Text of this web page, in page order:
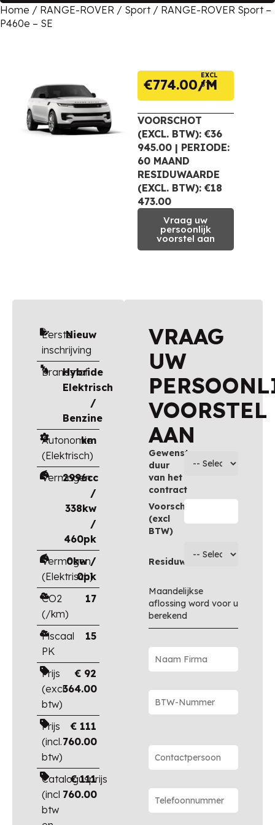
Home / RANGE-ROVER / Sport/ RANGE-ROVER Sport –
P460e – SE
€774.00
EXCL
BTW
VOORSCHOT
(EXCL. BTW): €36
945.00 | PERIODE:
60 MAAND
RESIDUWAARDE
(EXCL. BTW): €18
473.00
Vraag uw
persoonlijk
voorstel aan
Eerste
inschrijving
Nieuw
Brandstof
Hybride
Elektrisch
/
Benzine
Autonomie
(Elektrisch)
km
Vermogen
2996cc
/
338kw
/
460pk
Vermogen
(Elektrisch)
0kw /
0pk
CO2
(/km)
17
Fiscaal
PK
15
Prijs
(excl.
btw)
€ 92
364.00
Prijs
(incl.
btw)
€ 111
760.00
Catalogusprijs
(incl
btw
€111
760.00
VRAAG
UW
VOORSTEL
AAN
Gewenste
duur
van het
contract
Voorschot
(excl
BTW)
Residuwaarde
Maandelijkse
aflossing word voor u
berekend